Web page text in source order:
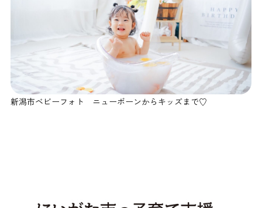
新潟市ベビーフォト ニューボーンからキッズまで♡